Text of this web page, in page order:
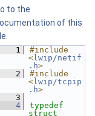
to the
of this
1
#include
< lwip/netif
.h>
2
#include
< lwip/tcpip
.h>
3
4
typedef